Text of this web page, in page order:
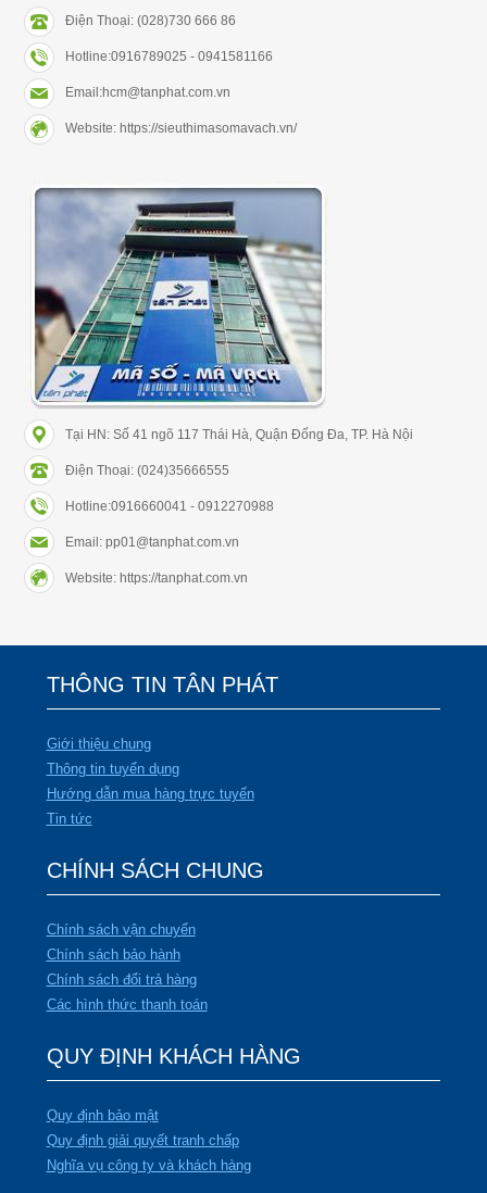
Điện Thoại: (028)730 666 86
Hotline:0916789025 - 0941581166
Email:hcm@tanphat.com.vn
Website: https://sieuthimasomavach.vn/
Tại HN: Số 41 ngõ 117 Thái Hà, Quận Đống Đa, TP. Hà Nội
Điện Thoại: (024)35666555
Hotline:0916660041 - 0912270988
Email: pp01@tanphat.com.vn
Website: https://tanphat.com.vn
THÔNG TIN TÂN PHÁT
Giới thiệu chung
Thông tin tuyển dụng
Hướng dẫn mua hàng trực tuyến
Tin tức
CHÍNH SÁCH CHUNG
Chính sách vận chuyển
Chính sách bảo hành
Chính sách đổi trả hàng
Các hình thức thanh toán
QUY ĐỊNH KHÁCH HÀNG
Quy định bảo mật
Quy định giải quyết tranh chấp
Nghĩa vụ công ty và khách hàng